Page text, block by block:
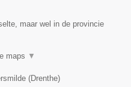
maar wel in de provincie
maps ▼
(Drenthe)